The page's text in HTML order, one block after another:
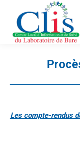
Les compte-rendus